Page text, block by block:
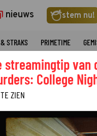
nieuws stem nu!
STRAKS PRIMETIME
streamingtip van
College
ZIEN